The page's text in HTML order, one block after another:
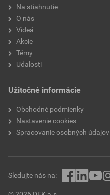
Na stiahnutie
O nás
Videá
Akcie
Témy
Udalosti
Užitočné informácie
Obchodné podmienky
Nastavenie cookies
Spracovanie osobných údajov
Sledujte nás na: